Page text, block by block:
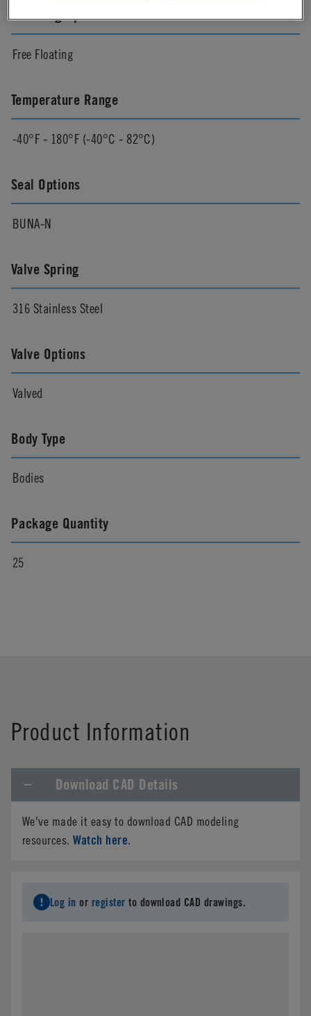
Mounting Option
Free Floating
Temperature Range
-40°F - 180°F (-40°C - 82°C)
Seal Options
BUNA-N
Valve Spring
316 Stainless Steel
Valve Options
Valved
Body Type
Bodies
Package Quantity
25
Product Information
Download CAD Details
We've made it easy to download CAD modeling
resources.Watch here.
Log in or register to download CAD drawings.